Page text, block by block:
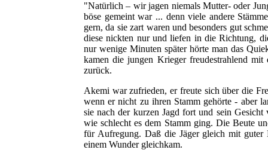
"Natürlich – wir jagen niemals Mutter- oder
böse gemeint war ... denn viele andere
gern, da sie zart waren und besonders gut
diese nickten nur und liefen in die Richtung,
nur wenige Minuten später hörte man das
kamen die jungen Krieger freudestrahlend
zurück.
Akemi war zufrieden, er freute sich über die
wenn er nicht zu ihren Stamm gehörte - aber
sie nach der kurzen Jagd fort und sein
wie schlecht es dem Stamm ging. Die Beute
für Aufregung. Daß die Jäger gleich mit guter
einem Wunder gleichkam.